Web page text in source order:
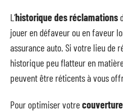
L’historique des réclamations
jouer en défaveur ou en faveur
assurance auto. Si votre lieu de
historique peu flatteur en
peuvent être réticents à vous
Pour optimiser votre